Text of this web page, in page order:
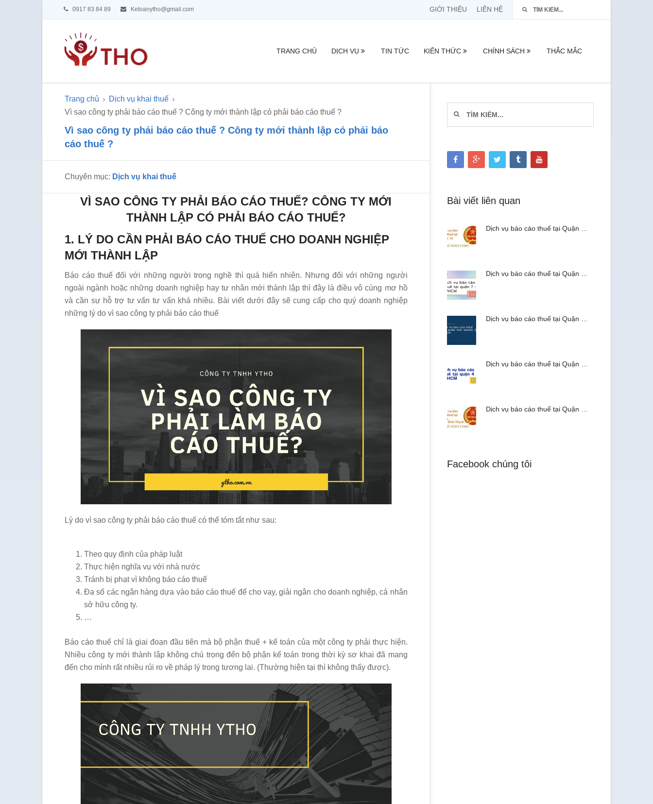
0917 83 84 89 Ketoanytho@gmail.com GIỚI THIỆU LIÊN HỆ
TRANG CHỦ DỊCH VỤ TIN TỨC KIẾN THỨC CHÍNH SÁCH THẮC MẮC
Trang chủ
Dịch vụ khai thuế
Vì sao công ty phải báo cáo thuế ? Công ty mới thành lập có phải báo cáo thuế ?
Vì sao công ty phải báo cáo thuế ? Công ty mới thành lập có phải báo
cáo thuế ?
Chuyên mục: Dịch vụ khai thuế
VÌ SAO CÔNG TY PHẢI BÁO CÁO THUẾ? CÔNG TY MỚI
THÀNH LẬP CÓ PHẢI BÁO CÁO THUẾ?
1. LÝ DO CẦN PHẢI BÁO CÁO THUẾ CHO DOANH NGHIỆP
MỚI THÀNH LẬP
Báo cáo thuế đối với những người trong nghề thì quá hiển nhiên. Nhưng đối với những người
ngoài ngành hoặc những doanh nghiệp hay tư nhân mới thành lập thì đây là điều vô cùng mơ hồ
và cần sự hỗ trợ tư vấn tư vấn khá nhiều. Bài viết dưới đây sẽ cung cấp cho quý doanh nghiệp
những lý do vì sao công ty phải báo cáo thuế
Lý do vì sao công ty phải báo cáo thuế có thể tóm tắt như sau:
Theo quy định của pháp luật
Thực hiện nghĩa vụ với nhà nước
Tránh bị phạt vì không báo cáo thuế
Đa số các ngân hàng dựa vào báo cáo thuế để cho vay, giải ngân cho doanh nghiệp, cá nhân
sở hữu công ty.
…
Báo cáo thuế chỉ là giai đoạn đầu tiên mà bộ phận thuế + kế toán của một công ty phải thực hiện.
Nhiều công ty mới thành lập không chú trọng đến bộ phận kế toán trong thời kỳ sơ khai đã mang
đến cho mình rất nhiều rủi ro về pháp lý trong tương lai. (Thường hiện tại thì không thấy được).
Bài viết liên quan
Dịch vụ báo cáo thuế tại Quận …
Dịch vụ báo cáo thuế tại Quận …
Dịch vụ báo cáo thuế tại Quận …
Dịch vụ báo cáo thuế tại Quận …
Dịch vụ báo cáo thuế tại Quận …
Facebook chúng tôi